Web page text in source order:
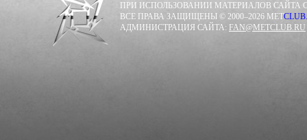
ПРИ ИСПОЛЬЗОВАНИИ МАТЕРИАЛОВ САЙТА
ВСЕ ПРАВА ЗАЩИЩЕНЫ © 2000–2026 METCLUB.
АДМИНИСТРАЦИЯ САЙТА: FAN@METCLUB.RU